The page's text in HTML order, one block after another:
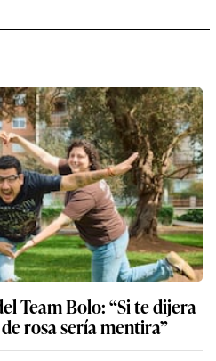
Team Bolo: “Si te dijera
rosa sería mentira”